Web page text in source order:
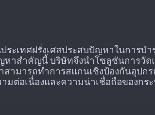
ระเทศฝรั่งเศสประสบปัญหาในการบ
หาสำคัญนี้ บริษัทจึงนำโซลูชันการวั
ามารถทำการสแกนเชิงป้องกันอุปก
มต่อเนื่องและความน่าเชื่อถือของกร